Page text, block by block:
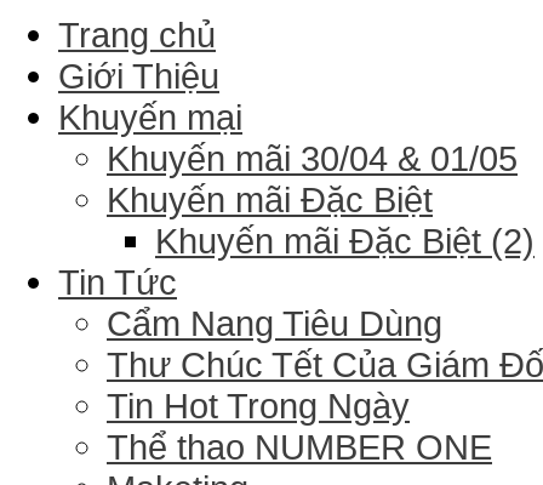
Trang chủ
Giới Thiệu
Khuyến mại
Khuyến mãi 30/04 & 01/05
Khuyến mãi Đặc Biệt
Khuyến mãi Đặc Biệt (2)
Tin Tức
Cẩm Nang Tiêu Dùng
Thư Chúc Tết Của Giám
Tin Hot Trong Ngày
Thể thao NUMBER ONE